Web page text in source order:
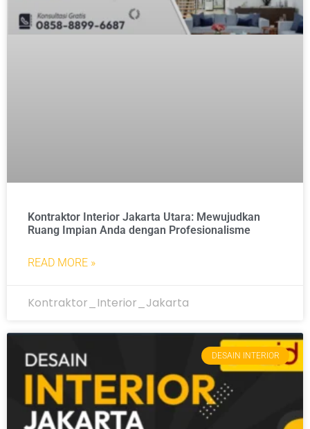
Kontraktor Interior Jakarta Utara: Mewujudkan
Ruang Impian Anda dengan Profesionalisme
READ MORE »
Kontraktor_Interior_Jakarta
DESAIN INTERIOR